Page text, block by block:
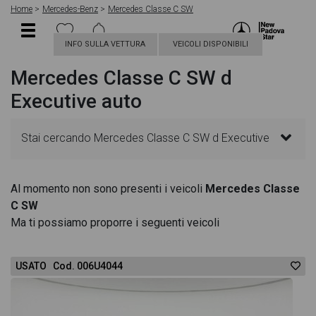
Home Mercedes-Benz Mercedes Classe C SW
INFO SULLA VETTURA VEICOLI DISPONIBILI
Mercedes Classe C SW d
Executive auto
Stai cercando Mercedes Classe C SW d Executive
per acquistare un veicolo Mercedes nuovo. Le
aggiornate in modo da aiutarti a scegliere quella più
Al momento non sono presenti i veicoli Mercedes Classe
C SW
Ma ti possiamo proporre i seguenti veicoli
USATO Cod. 006U4044